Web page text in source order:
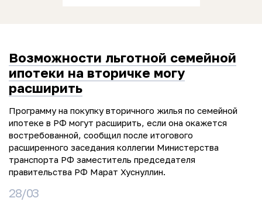
Возможности льготной семейной
ипотеки на вторичке могу
расширить
Программу на покупку вторичного жилья по семейной
ипотеке в РФ могут расширить, если она окажется
востребованной, сообщил после итогового
расширенного заседания коллегии Министерства
транспорта РФ заместитель председателя
правительства РФ Марат Хуснуллин.
28/03